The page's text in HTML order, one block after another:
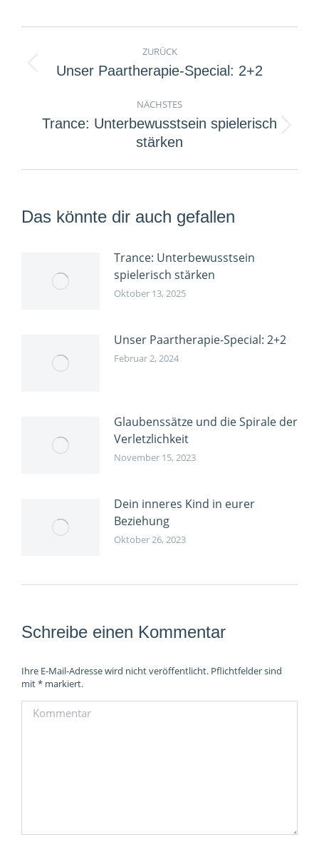
Kommentarnavigation
ZURÜCK
Vorheriger
Unser Paartherapie-Special: 2+2
NÄCHSTES
Nächster
Beitrag:
Trance: Unterbewusstsein spielerisch
stärken
Das könnte dir auch gefallen
Trance: Unterbewusstsein
spielerisch stärken
Oktober 13, 2025
Unser Paartherapie-Special: 2+2
Februar 2, 2024
Glaubenssätze und die Spirale der
Verletzlichkeit
November 15, 2023
Dein inneres Kind in eurer
Beziehung
Oktober 26, 2023
Schreibe einen Kommentar
Ihre E-Mail-Adresse wird nicht veröffentlicht. Pflichtfelder sind
mit* markiert.
Kommentar